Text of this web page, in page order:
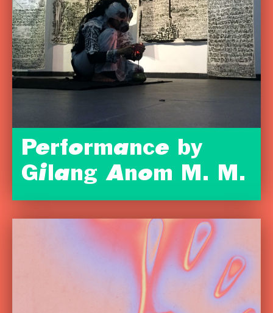
Performance by
Gilang Anom M. M.